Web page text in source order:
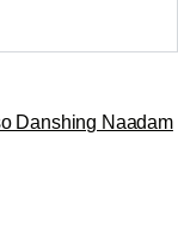
Danshing Naadam